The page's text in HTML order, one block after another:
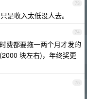
73
是收入太低没人去。
74
费都要拖一两个月才发的
块左右)，年终奖更
75